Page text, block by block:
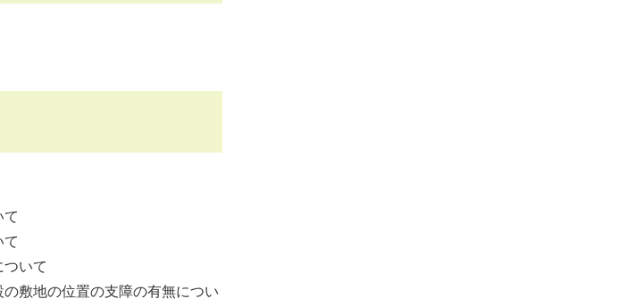
いて
地の位置の支障の有無につい